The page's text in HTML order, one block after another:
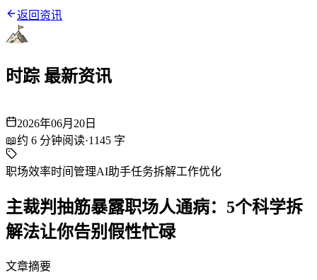
返回资讯
时踪 最新资讯
2026年06月20日
📖约 6 分钟阅读·1145 字
职场效率时间管理AI助手任务拆解工作优化
主裁判抽筋暴露职场人通病：5个科学拆
解法让你告别假性忙碌
文章摘要